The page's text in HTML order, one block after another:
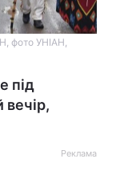
фото УНІАН,
під
Реклама